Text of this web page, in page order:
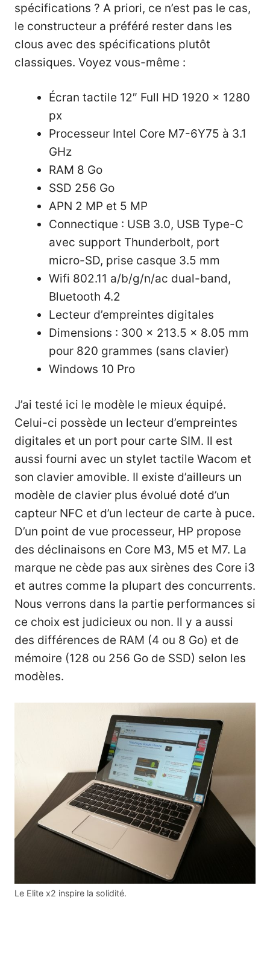
spécifications ? A priori, ce n’est pas le cas,
le constructeur a préféré rester dans les
clous avec des spécifications plutôt
classiques. Voyez vous-même :
Écran tactile 12″ Full HD 1920 x 1280
px
Processeur Intel Core M7-6Y75 à 3.1
GHz
RAM 8 Go
SSD 256 Go
APN 2 MP et 5 MP
Connectique : USB 3.0, USB Type-C
avec support Thunderbolt, port
micro-SD, prise casque 3.5 mm
Wifi 802.11 a/b/g/n/ac dual-band,
Bluetooth 4.2
Lecteur d’empreintes digitales
Dimensions : 300 x 213.5 x 8.05 mm
pour 820 grammes (sans clavier)
Windows 10 Pro
J’ai testé ici le modèle le mieux équipé.
Celui-ci possède un lecteur d’empreintes
digitales et un port pour carte SIM. Il est
aussi fourni avec un stylet tactile Wacom et
son clavier amovible. Il existe d’ailleurs un
modèle de clavier plus évolué doté d’un
capteur NFC et d’un lecteur de carte à puce.
D’un point de vue processeur, HP propose
des déclinaisons en Core M3, M5 et M7. La
marque ne cède pas aux sirènes des Core i3
et autres comme la plupart des concurrents.
Nous verrons dans la partie performances si
ce choix est judicieux ou non. Il y a aussi
des différences de RAM (4 ou 8 Go) et de
mémoire (128 ou 256 Go de SSD) selon les
modèles.
Le Elite x2 inspire la solidité.